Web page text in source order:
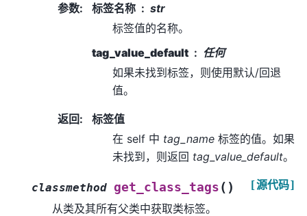
参数: 标签名称
str
标签值的名称。
tag_value_default
任何
如果未找到标签，则使用默认/回退
值。
返回:
标签值
在 self 中 tag_name 标签的值。如果
未找到，则返回 tag_value_default。
classmethod get_class_tags ( ) [源代码]
从类及其所有父类中获取类标签。